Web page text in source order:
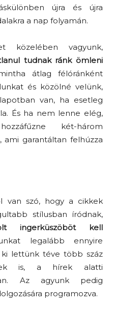
újra és újra
a nap folyamán.
közelében vagyunk,
tudnak ránk ömleni
átlag félóránként
és közölné velünk,
van, ha esetleg
És ha nem lenne elég,
két-három
ami garantáltan felhúzza
van szó, hogy a cikkek
stílusban íródnak,
ingerküszöböt kell
legalább ennyire
ki lettünk téve több száz
is, a hírek alatti
Az agyunk pedig
programozva.